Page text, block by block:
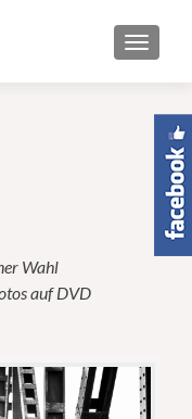
Wahl
auf DVD